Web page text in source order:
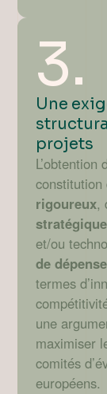
3.
Une
projets
constitution
rigoureux,
stratégique
et/ou
de
termes
une
maximiser
comités
européens.